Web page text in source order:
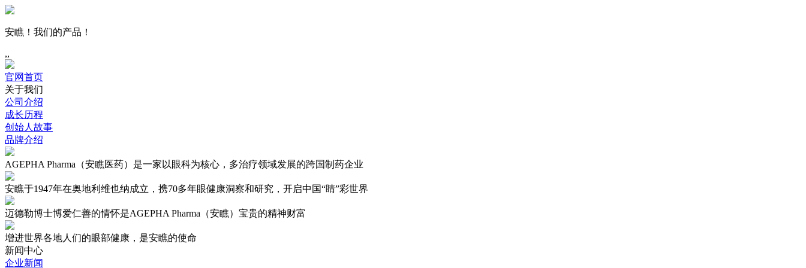
安瞧！我们的产品！
,,
官网首页
关于我们
公司介绍
成长历程
创始人故事
品牌介绍
AGEPHA Pharma（安瞧医药）是一家以眼科为核心，多治疗领域发展的跨国制药企业
安瞧于1947年在奥地利维也纳成立，携70多年眼健康洞察和研究，开启中国“睛”彩世界
迈德勒博士博爱仁善的情怀是AGEPHA Pharma（安瞧）宝贵的精神财富
增进世界各地人们的眼部健康，是安瞧的使命
新闻中心
企业新闻